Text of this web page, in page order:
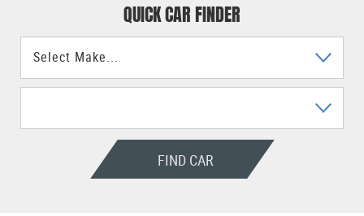
QUICK CAR FINDER
FIND CAR